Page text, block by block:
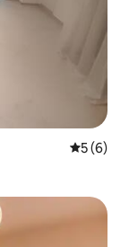
5 (6)